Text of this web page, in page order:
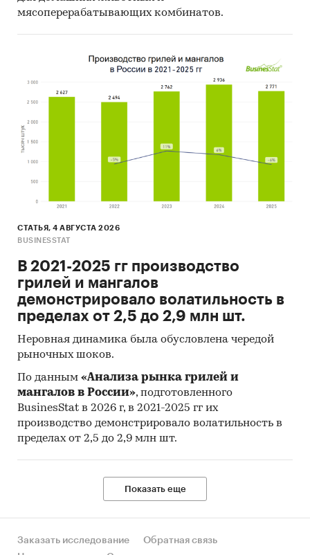
Доступна статистическая информация
Прогноз развития рынка замороженной
свинины
Составлен прогноз развития рынка
замороженной свинины (производства,
импорта, экспорта и объема рынка) на
на основе ретроспективных данных с
поправкой на мнения экспертов,
макроэкономические тренды, изменения в
Фактическое количество страниц может
отличаться от указанного.
Источник: TK Solutions
Категории: Потребительские товары / ...
Продукты питания
/
Замороженные
Россия
Замороженная свинина
мясоперерабатывающих комбинатов.
СТАТЬЯ, 4 АВГУСТА 2026
BUSINESSTAT
В 2021-2025 гг производство
грилей и мангалов
демонстрировало волатильность в
пределах от 2,5 до 2,9 млн шт.
Неровная динамика была обусловлена чередой
рыночных шоков.
По данным «Анализа рынка грилей и
мангалов в России», подготовленного
BusinesStat в 2026 г, в 2021-2025 гг их
производство демонстрировало волатильность в
пределах от 2,5 до 2,9 млн шт.
Показать еще
Заказать исследование
Обратная связь